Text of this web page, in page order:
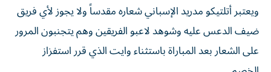
ويعتبر أتلتيكو مدريد الإسباني شعاره مقدساً ولا يجوز لأي فريق
ضيف الدعس عليه وشوهد لاعبو الفريقين وهم يتجنبون المرور
على الشعار بعد المباراة باستثناء وايت الذي قرر استفزاز